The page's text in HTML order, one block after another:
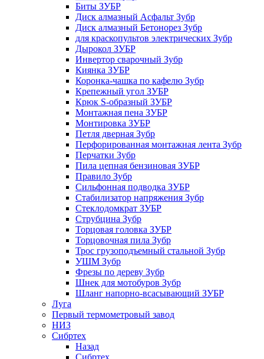
Биты ЗУБР
Диск алмазный Асфальт Зубр
Диск алмазный Бетонорез Зубр
для краскопультов электрических Зубр
Дырокол ЗУБР
Инвертор сварочный Зубр
Киянка ЗУБР
Коронка-чашка по кафелю Зубр
Крепежный угол ЗУБР
Крюк S-образный ЗУБР
Монтажная пена ЗУБР
Монтировка ЗУБР
Петля дверная Зубр
Перфорированная монтажная лента Зубр
Перчатки Зубр
Пила цепная бензиновая ЗУБР
Правило Зубр
Сильфонная подводка ЗУБР
Стабилизатор напряжения Зубр
Стеклодомкрат ЗУБР
Струбцина Зубр
Торцовая головка ЗУБР
Торцовочная пила Зубр
Трос грузоподъемный стальной Зубр
УШМ Зубр
Фрезы по дереву Зубр
Шнек для мотобуров Зубр
Шланг напорно-всасывающий ЗУБР
Луга
Первый термометровый завод
НИЗ
Сибртех
Назад
Сибртех